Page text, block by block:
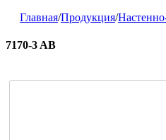
Главная/Продукция/
7170-3 AB